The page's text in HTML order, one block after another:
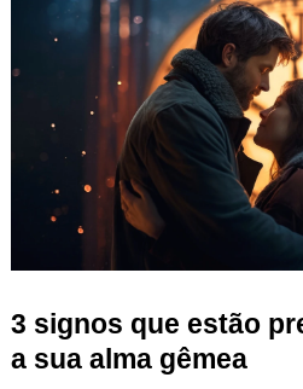
3 signos que estão
a sua alma gêmea